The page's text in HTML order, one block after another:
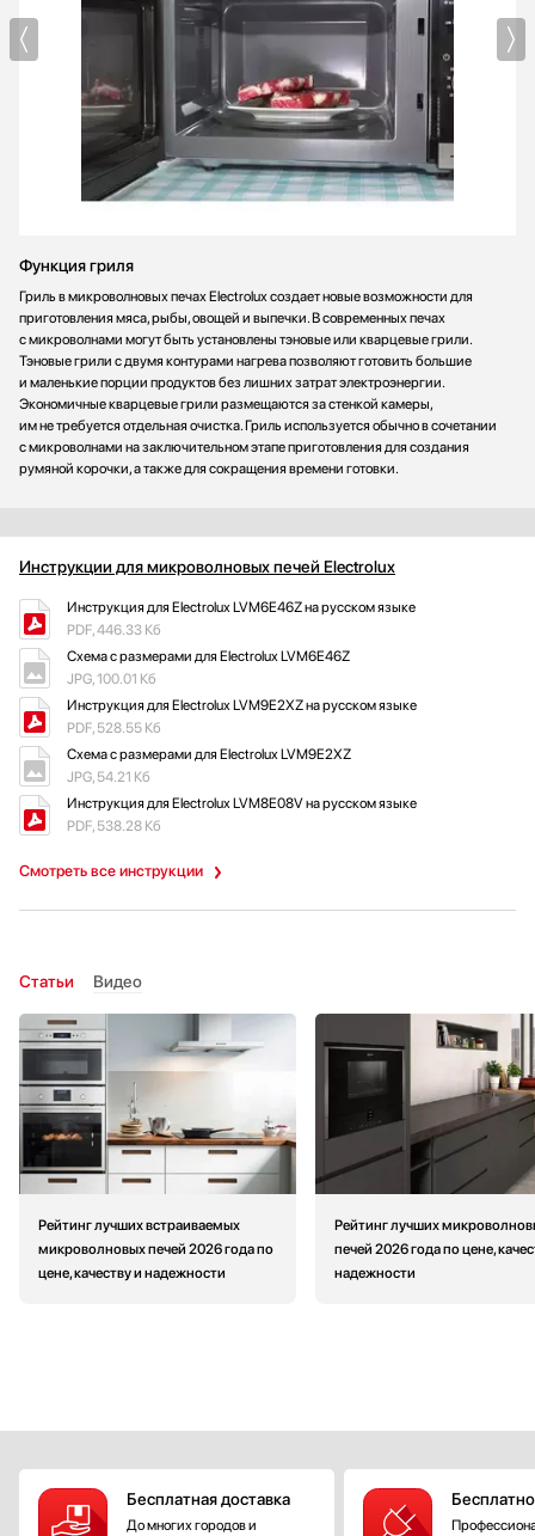
Функция гриля
Гриль в микроволновых печах Electrolux создает новые возможности для
приготовления мяса, рыбы, овощей и выпечки. В современных печах
с микроволнами могут быть установлены тэновые или кварцевые грили.
Тэновые грили с двумя контурами нагрева позволяют готовить большие
и маленькие порции продуктов без лишних затрат электроэнергии.
Экономичные кварцевые грили размещаются за стенкой камеры,
им не требуется отдельная очистка. Гриль используется обычно в сочетании
с микроволнами на заключительном этапе приготовления для создания
румяной корочки, а также для сокращения времени готовки.
Инструкции для микроволновых печей Electrolux
Смотреть все инструкции
Инструкция для Electrolux LVM6E46Z на русском языке
PDF, 446.33 Кб
Схема с размерами для Electrolux LVM6E46Z
JPG, 100.01 Кб
Инструкция для Electrolux LVM9E2XZ на русском языке
PDF, 528.55 Кб
Схема с размерами для Electrolux LVM9E2XZ
JPG, 54.21 Кб
Инструкция для Electrolux LVM8E08V на русском языке
PDF, 538.28 Кб
Статьи Видео
Рейтинг лучших встраиваемых
микроволновых печей 2026 года по
цене, качеству и надежности
Рейтинг лучших
печей 2026 года по цене,
надежности
Бесплатная доставка
До многих городов и